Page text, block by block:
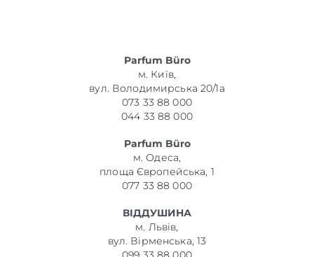
Parfum Büro
м. Київ,
вул. Володимирська 20/1а
073 33 88 000
044 33 88 000
Parfum Büro
м. Одеса,
площа Європейська, 1
077 33 88 000
ВІДДУШИНА
м. Львів,
вул. Вірменська, 13